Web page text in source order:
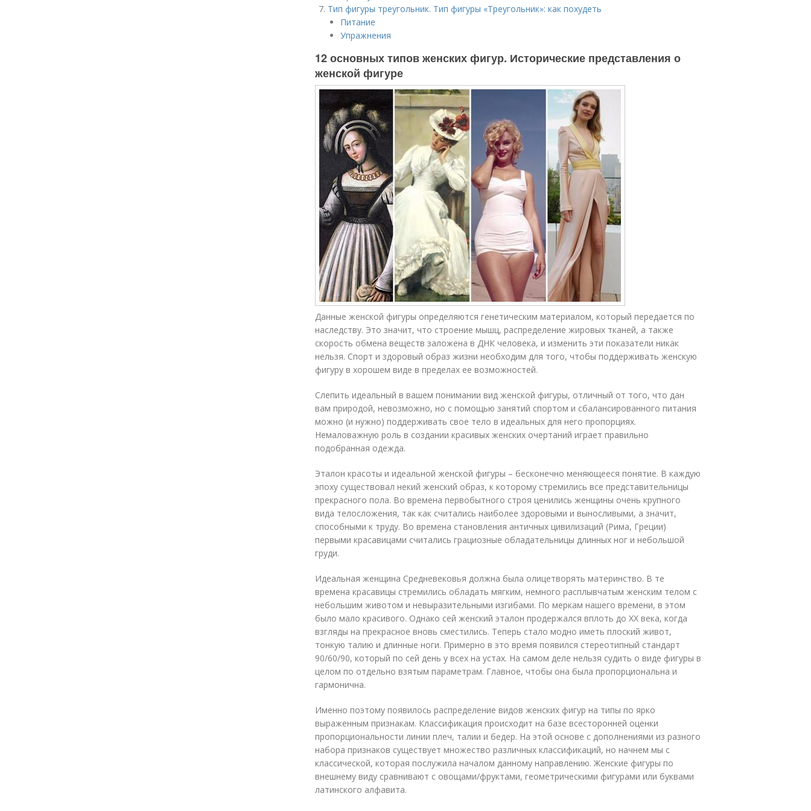
Тип фигуры треугольник. Тип фигуры «Треугольник»: как похудеть
Питание
Упражнения
12 основных типов женских фигур. Исторические представления о
женской фигуре
Данные женской фигуры определяются генетическим материалом, который передается по
наследству. Это значит, что строение мышц, распределение жировых тканей, а также
скорость обмена веществ заложена в ДНК человека, и изменить эти показатели никак
нельзя. Спорт и здоровый образ жизни необходим для того, чтобы поддерживать женскую
фигуру в хорошем виде в пределах ее возможностей.
Слепить идеальный в вашем понимании вид женской фигуры, отличный от того, что дан
вам природой, невозможно, но с помощью занятий спортом и сбалансированного питания
можно (и нужно) поддерживать свое тело в идеальных для него пропорциях.
Немаловажную роль в создании красивых женских очертаний играет правильно
подобранная одежда.
Эталон красоты и идеальной женской фигуры – бесконечно меняющееся понятие. В каждую
эпоху существовал некий женский образ, к которому стремились все представительницы
прекрасного пола. Во времена первобытного строя ценились женщины очень крупного
вида телосложения, так как считались наиболее здоровыми и выносливыми, а значит,
способными к труду. Во времена становления античных цивилизаций (Рима, Греции)
первыми красавицами считались грациозные обладательницы длинных ног и небольшой
груди.
Идеальная женщина Средневековья должна была олицетворять материнство. В те
времена красавицы стремились обладать мягким, немного расплывчатым женским телом с
небольшим животом и невыразительными изгибами. По меркам нашего времени, в этом
было мало красивого. Однако сей женский эталон продержался вплоть до ХХ века, когда
взгляды на прекрасное вновь сместились. Теперь стало модно иметь плоский живот,
тонкую талию и длинные ноги. Примерно в это время появился стереотипный стандарт
90/60/90, который по сей день у всех на устах. На самом деле нельзя судить о виде фигуры в
целом по отдельно взятым параметрам. Главное, чтобы она была пропорциональна и
гармонична.
Именно поэтому появилось распределение видов женских фигур на типы по ярко
выраженным признакам. Классификация происходит на базе всесторонней оценки
пропорциональности линии плеч, талии и бедер. На этой основе с дополнениями из разного
набора признаков существует множество различных классификаций, но начнем мы с
классической, которая послужила началом данному направлению. Женские фигуры по
внешнему виду сравнивают с овощами/фруктами, геометрическими фигурами или буквами
латинского алфавита.